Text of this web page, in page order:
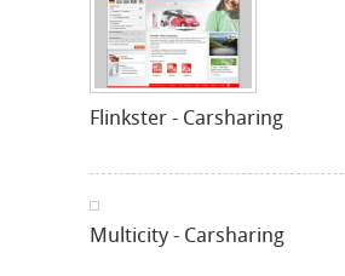
Flinkster - Carsharing
Multicity - Carsharing